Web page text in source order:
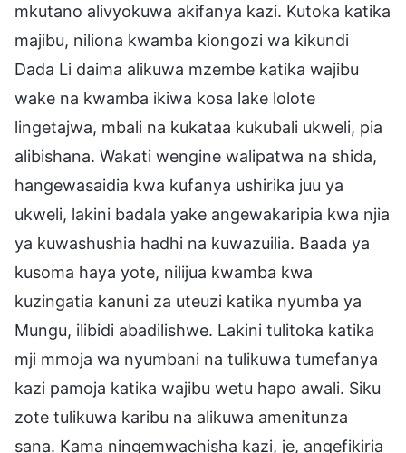
mkutano alivyokuwa akifanya kazi. Kutoka katika
majibu, niliona kwamba kiongozi wa kikundi
Dada Li daima alikuwa mzembe katika wajibu
wake na kwamba ikiwa kosa lake lolote
lingetajwa, mbali na kukataa kukubali ukweli, pia
alibishana. Wakati wengine walipatwa na shida,
hangewasaidia kwa kufanya ushirika juu ya
ukweli, lakini badala yake angewakaripia kwa njia
ya kuwashushia hadhi na kuwazuilia. Baada ya
kusoma haya yote, nilijua kwamba kwa
kuzingatia kanuni za uteuzi katika nyumba ya
Mungu, ilibidi abadilishwe. Lakini tulitoka katika
mji mmoja wa nyumbani na tulikuwa tumefanya
kazi pamoja katika wajibu wetu hapo awali. Siku
zote tulikuwa karibu na alikuwa amenitunza
sana. Kama ningemwachisha kazi, je, angefikiria